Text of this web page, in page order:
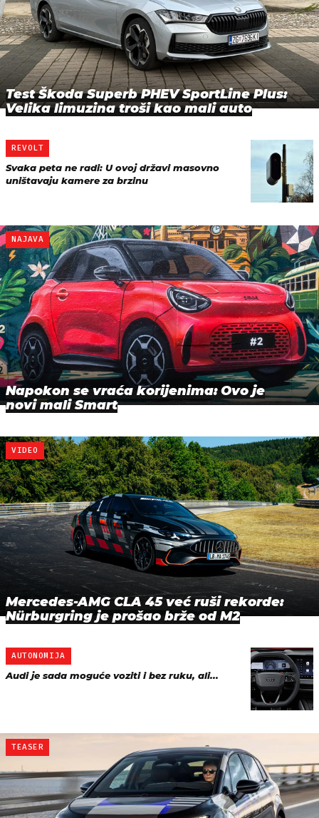
Test Škoda Superb PHEV SportLine Plus:
Velika limuzina troši kao mali auto
REVOLT
Svaka peta ne radi: U ovoj državi masovno
uništavaju kamere za brzinu
NAJAVA
Napokon se vraća korijenima: Ovo je
novi mali Smart
VIDEO
Mercedes-AMG CLA 45 već ruši rekorde:
Nürburgring je prošao brže od M2
AUTONOMIJA
Audi je sada moguće voziti i bez ruku, ali...
TEASER